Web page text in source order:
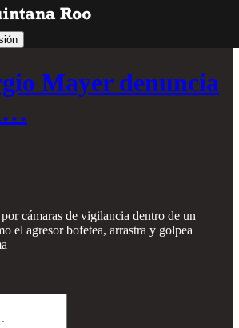
Mayer denuncia
cámaras de vigilancia dentro de un
el agresor bofetea, arrastra y golpea